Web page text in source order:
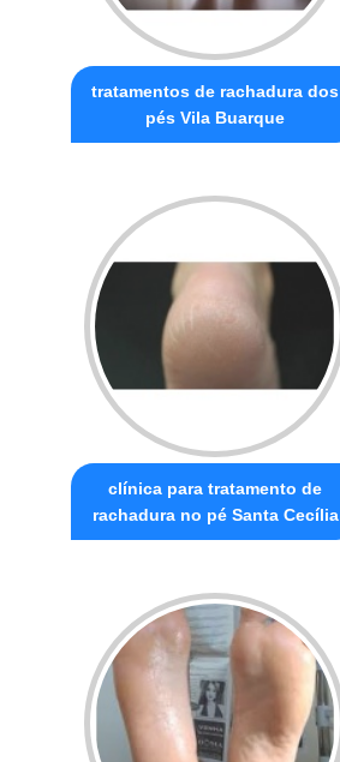
tratamentos de rachadura dos
pés Vila Buarque
clínica para tratamento de
rachadura no pé Santa Cecília